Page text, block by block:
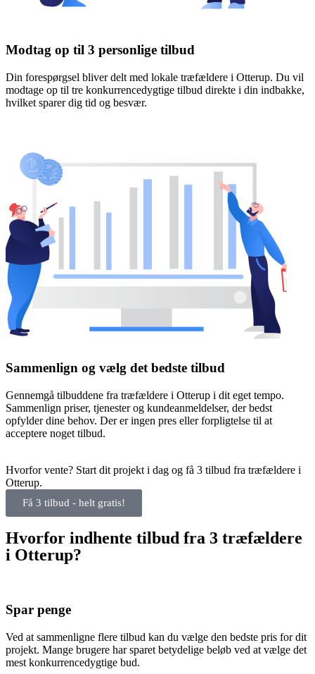
Modtag op til 3 personlige tilbud
Din forespørgsel bliver delt med lokale træfældere i Otterup. Du vil
modtage op til tre konkurrencedygtige tilbud direkte i din indbakke,
hvilket sparer dig tid og besvær.
Sammenlign og vælg det bedste tilbud
Gennemgå tilbuddene fra træfældere i Otterup i dit eget tempo.
Sammenlign priser, tjenester og kundeanmeldelser, der bedst
opfylder dine behov. Der er ingen pres eller forpligtelse til at
acceptere noget tilbud.
Hvorfor vente? Start dit projekt i dag og få 3 tilbud fra træfældere i
Otterup.
Få 3 tilbud - helt gratis!
Hvorfor indhente tilbud fra 3 træfældere
i Otterup?
Spar penge
Ved at sammenligne flere tilbud kan du vælge den bedste pris for dit
projekt. Mange brugere har sparet betydelige beløb ved at vælge det
mest konkurrencedygtige bud.